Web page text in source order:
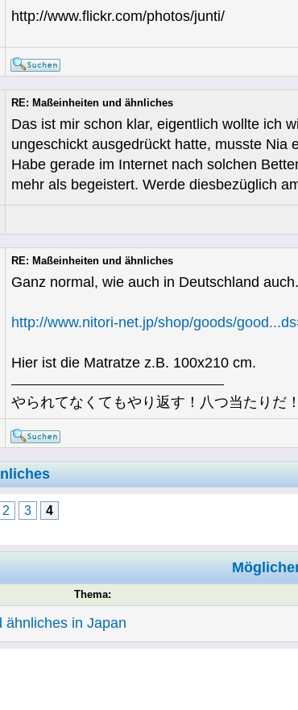
http://www.flickr.com/photos/junti/
RE: Maßeinheiten und ähnliches
Das ist mir schon klar, eigentlich wollte ich
ungeschickt ausgedrückt hatte, musste Nia
Habe gerade im Internet nach solchen
mehr als begeistert. Werde diesbezüglich
RE: Maßeinheiten und ähnliches
Ganz normal, wie auch in Deutschland
http://www.nitori-net.jp/shop/goods/
Hier ist die Matratze z.B. 100x210 cm.
やられてなくてもやり返す！八つ当たりだ！
2 3 4
Thema:
ähnliches in Japan